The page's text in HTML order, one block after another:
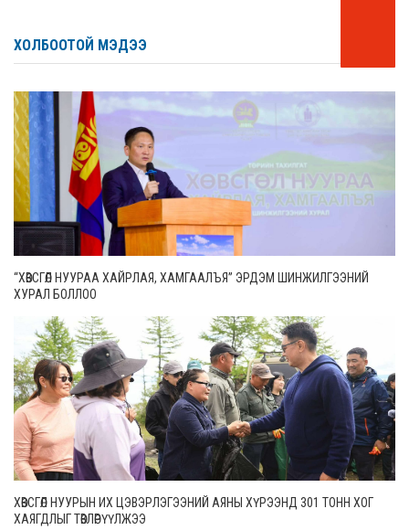
ХОЛБООТОЙ МЭДЭЭ
“ХӨВСГӨЛ НУУРАА ХАЙРЛАЯ, ХАМГААЛЪЯ” ЭРДЭМ ШИНЖИЛГЭЭНИЙ
ХУРАЛ БОЛЛОО
ХӨВСГӨЛ НУУРЫН ИХ ЦЭВЭРЛЭГЭЭНИЙ АЯНЫ ХҮРЭЭНД 301 ТОНН ХОГ
ХАЯГДЛЫГ ТӨВЛӨРҮҮЛЖЭЭ